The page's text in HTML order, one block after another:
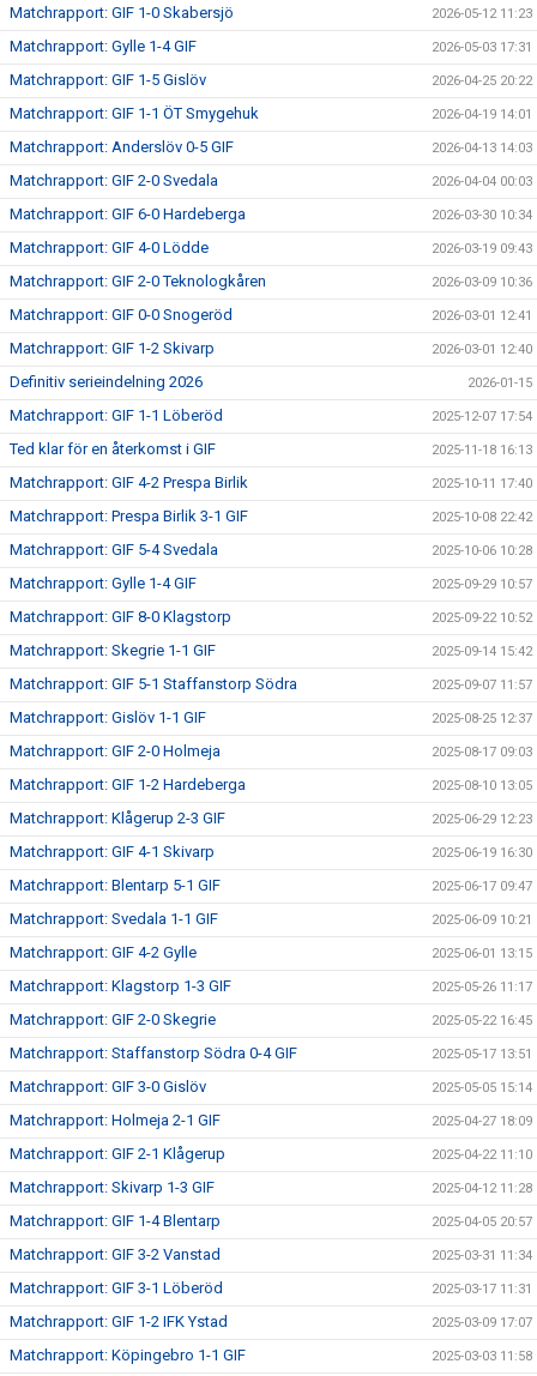
Matchrapport: GIF 1-0 Skabersjö 2026-05-12 11:23
Matchrapport: Gylle 1-4 GIF 2026-05-03 17:31
Matchrapport: GIF 1-5 Gislöv 2026-04-25 20:22
Matchrapport: GIF 1-1 ÖT Smygehuk 2026-04-19 14:01
Matchrapport: Anderslöv 0-5 GIF 2026-04-13 14:03
Matchrapport: GIF 2-0 Svedala 2026-04-04 00:03
Matchrapport: GIF 6-0 Hardeberga 2026-03-30 10:34
Matchrapport: GIF 4-0 Lödde 2026-03-19 09:43
Matchrapport: GIF 2-0 Teknologkåren 2026-03-09 10:36
Matchrapport: GIF 0-0 Snogeröd 2026-03-01 12:41
Matchrapport: GIF 1-2 Skivarp 2026-03-01 12:40
Definitiv serieindelning 2026 2026-01-15
Matchrapport: GIF 1-1 Löberöd 2025-12-07 17:54
Ted klar för en återkomst i GIF 2025-11-18 16:13
Matchrapport: GIF 4-2 Prespa Birlik 2025-10-11 17:40
Matchrapport: Prespa Birlik 3-1 GIF 2025-10-08 22:42
Matchrapport: GIF 5-4 Svedala 2025-10-06 10:28
Matchrapport: Gylle 1-4 GIF 2025-09-29 10:57
Matchrapport: GIF 8-0 Klagstorp 2025-09-22 10:52
Matchrapport: Skegrie 1-1 GIF 2025-09-14 15:42
Matchrapport: GIF 5-1 Staffanstorp Södra 2025-09-07 11:57
Matchrapport: Gislöv 1-1 GIF 2025-08-25 12:37
Matchrapport: GIF 2-0 Holmeja 2025-08-17 09:03
Matchrapport: GIF 1-2 Hardeberga 2025-08-10 13:05
Matchrapport: Klågerup 2-3 GIF 2025-06-29 12:23
Matchrapport: GIF 4-1 Skivarp 2025-06-19 16:30
Matchrapport: Blentarp 5-1 GIF 2025-06-17 09:47
Matchrapport: Svedala 1-1 GIF 2025-06-09 10:21
Matchrapport: GIF 4-2 Gylle 2025-06-01 13:15
Matchrapport: Klagstorp 1-3 GIF 2025-05-26 11:17
Matchrapport: GIF 2-0 Skegrie 2025-05-22 16:45
Matchrapport: Staffanstorp Södra 0-4 GIF 2025-05-17 13:51
Matchrapport: GIF 3-0 Gislöv 2025-05-05 15:14
Matchrapport: Holmeja 2-1 GIF 2025-04-27 18:09
Matchrapport: GIF 2-1 Klågerup 2025-04-22 11:10
Matchrapport: Skivarp 1-3 GIF 2025-04-12 11:28
Matchrapport: GIF 1-4 Blentarp 2025-04-05 20:57
Matchrapport: GIF 3-2 Vanstad 2025-03-31 11:34
Matchrapport: GIF 3-1 Löberöd 2025-03-17 11:31
Matchrapport: GIF 1-2 IFK Ystad 2025-03-09 17:07
Matchrapport: Köpingebro 1-1 GIF 2025-03-03 11:58